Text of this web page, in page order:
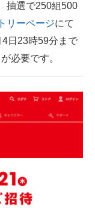
抽選で250組500
リーページにて
日23時59分まで
必要です。